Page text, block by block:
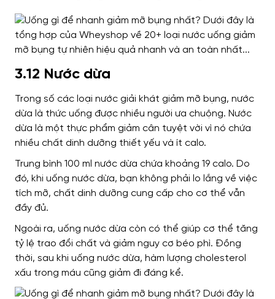
3.12 Nước dừa
Trong số các loại nước giải khát giảm mỡ bụng, nước
dừa là thức uống được nhiều người ưa chuộng. Nước
dừa là một thực phẩm giảm cân tuyệt vời vì nó chứa
nhiều chất dinh dưỡng thiết yếu và ít calo.
Trung bình 100 ml nước dừa chứa khoảng 19 calo. Do
đó, khi uống nước dừa, bạn không phải lo lắng về việc
tích mỡ, chất dinh dưỡng cung cấp cho cơ thể vẫn
đầy đủ.
Ngoài ra, uống nước dừa còn có thể giúp cơ thể tăng
tỷ lệ trao đổi chất và giảm nguy cơ béo phì. Đồng
thời, sau khi uống nước dừa, hàm lượng cholesterol
xấu trong máu cũng giảm đi đáng kể.